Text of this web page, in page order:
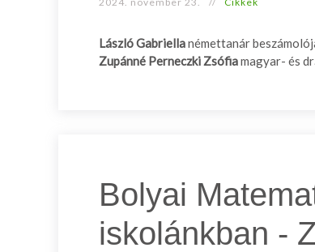
László Gabriellanémettanár
Zupánné Perneczki Zsófiamagyar- és
Bolyai
iskolánkban -